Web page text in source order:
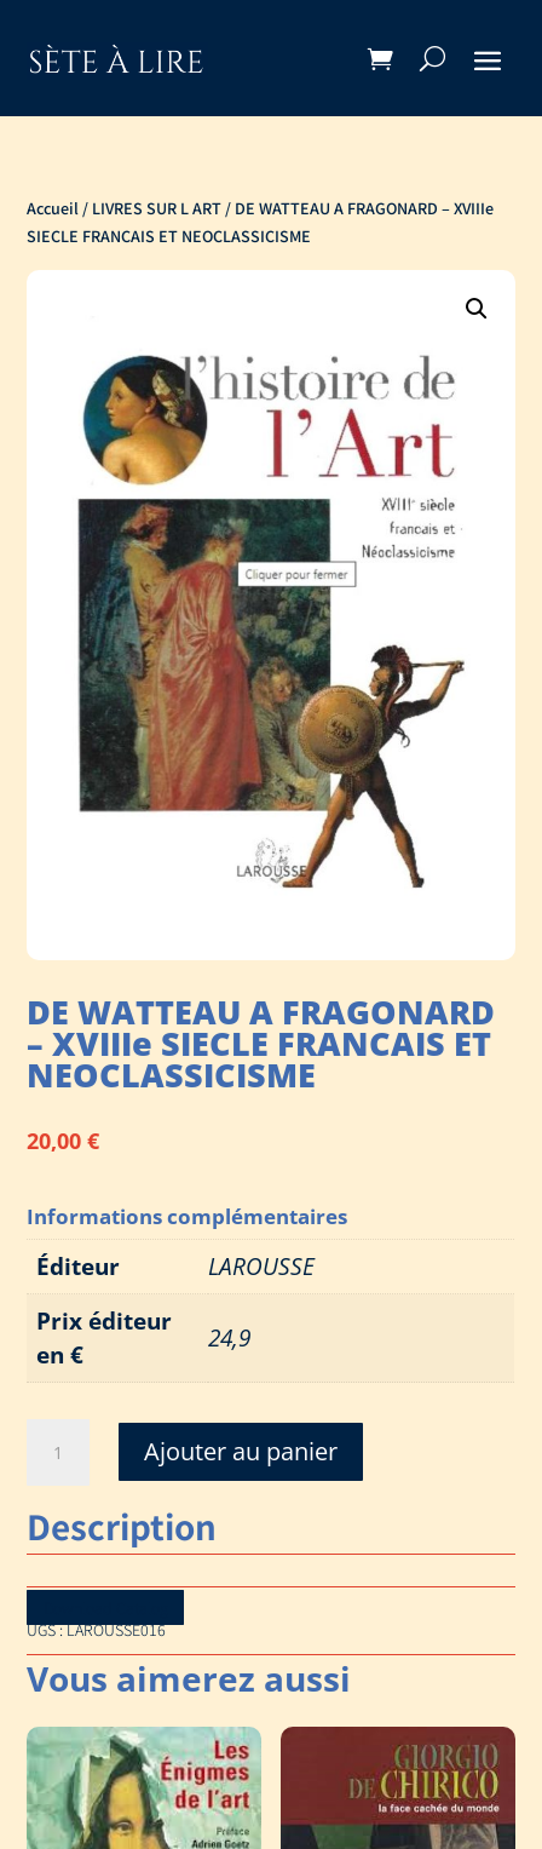
Accueil / LIVRES SUR L ART / DE WATTEAU A FRAGONARD – XVIIIe
SIECLE FRANCAIS ET NEOCLASSICISME
DE WATTEAU A FRAGONARD
– XVIIIe SIECLE FRANCAIS ET
NEOCLASSICISME
20,00€
Informations complémentaires
Éditeur
LAROUSSE
Prix éditeur
en €
24,9
DE
WATTEAU
A
-
XVIIIe
SIECLE
FRANCAIS
NEOCLASSICISME
Ajouter au panier
Description
UGS :LAROUSSE016